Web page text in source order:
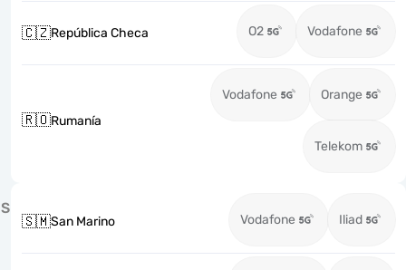
🇨🇿República Checa O2 Vodafone
🇷🇴Rumanía
Vodafone Orange
Telekom
S
🇸🇲San Marino Vodafone Iliad